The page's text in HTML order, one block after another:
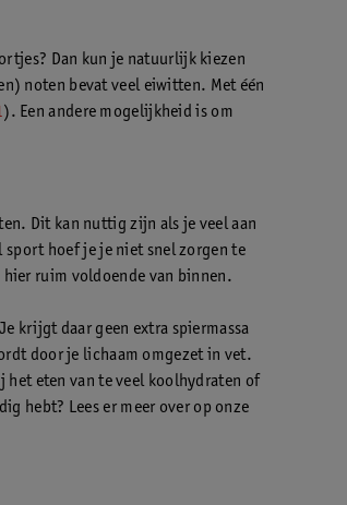
Dan kun je natuurlijk kiezen
noten bevat veel eiwitten. Met één
). Een andere mogelijkheid is om
Dit kan nuttig zijn als je veel aan
hoef je je niet snel zorgen te
ruim voldoende van binnen.
krijgt daar geen extra spiermassa
door je lichaam omgezet in vet.
het eten van te veel koolhydraten of
hebt? Lees er meer over op onze